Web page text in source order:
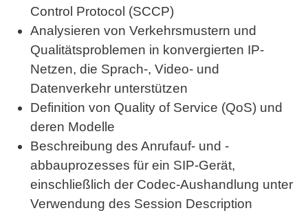
Control Protocol (SCCP)
Analysieren von Verkehrsmustern und
Qualitätsproblemen in konvergierten IP-
Netzen, die Sprach-, Video- und
Datenverkehr unterstützen
Definition von Quality of Service (QoS) und
deren Modelle
Beschreibung des Anrufauf- und -
abbauprozesses für ein SIP-Gerät,
einschließlich der Codec-Aushandlung unter
Verwendung des Session Description